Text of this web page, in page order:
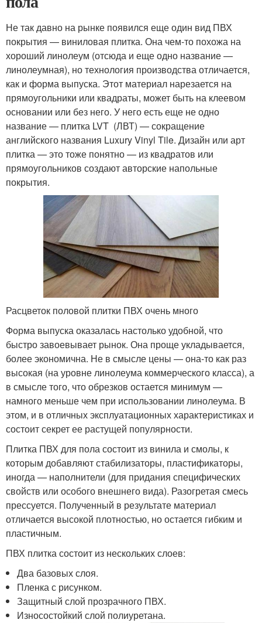
Не так давно на рынке появился еще один вид ПВХ
покрытия — виниловая плитка. Она чем-то похожа на
хороший линолеум (отсюда и еще одно название —
линолеумная), но технология производства отличается,
как и форма выпуска. Этот материал нарезается на
прямоугольники или квадраты, может быть на клеевом
основании или без него. У него есть еще не одно
название — плитка LVT (ЛВТ) — сокращение
английского названия Luxury Vinyl Tile. Дизайн или арт
плитка — это тоже понятно — из квадратов или
прямоугольников создают авторские напольные
покрытия.
Расцветок половой плитки ПВХ очень много
Форма выпуска оказалась настолько удобной, что
быстро завоевывает рынок. Она проще укладывается,
более экономична. Не в смысле цены — она-то как раз
высокая (на уровне линолеума коммерческого класса), а
в смысле того, что обрезков остается минимум —
намного меньше чем при использовании линолеума. В
этом, и в отличных эксплуатационных характеристиках и
состоит секрет ее растущей популярности.
Плитка ПВХ для пола состоит из винила и смолы, к
которым добавляют стабилизаторы, пластификаторы,
иногда — наполнители (для придания специфических
свойств или особого внешнего вида). Разогретая смесь
прессуется. Полученный в результате материал
отличается высокой плотностью, но остается гибким и
пластичным.
ПВХ плитка состоит из нескольких слоев:
Два базовых слоя.
Пленка с рисунком.
Защитный слой прозрачного ПВХ.
Износостойкий слой полиуретана.